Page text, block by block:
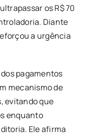
os R$ 70
Diante
a urgência
pagamentos
mecanismo de
evitando que
enquanto
Ele afirma